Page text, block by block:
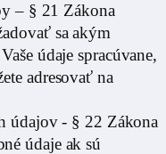
– § 21 Zákona
sa akým
údaje spracúvane,
adresovať na
údajov - § 22 Zákona
údaje ak sú